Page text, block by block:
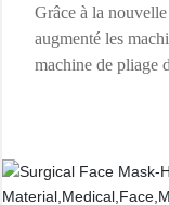
Grâce à la
augmenté les
machine de pliage